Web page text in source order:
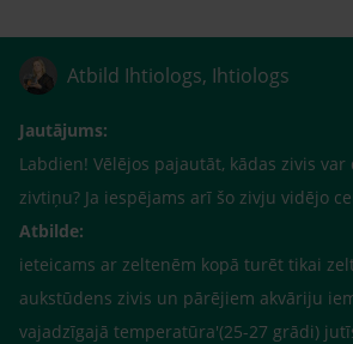
Atbild Ihtiologs, Ihtiologs
Jautājums:
Labdien! Vēlējos pajautāt, kādas zivis
zivtiņu? Ja iespējams arī šo zivju vidējo
Atbilde:
ieteicams ar zeltenēm kopā turēt tikai
aukstūdens zivis un pārējiem akvāriju
vajadzīgajā temperatūra'(25-27 grādi)